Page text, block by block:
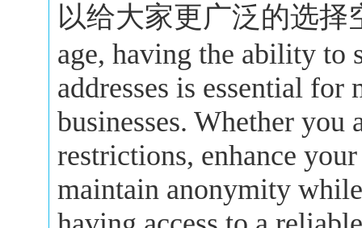
以给大家更广泛的选择
age, having the ability to
addresses is essential
businesses. Whether you
restrictions, enhance
maintain anonymity